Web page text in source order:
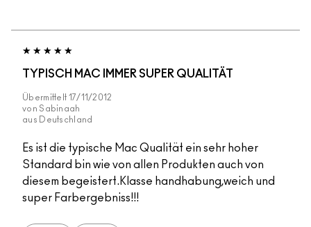
TYPISCH MAC IMMER SUPER QUALITÄT
Übermittelt 17/11/2012
von Sabinaah
aus
Deutschland
Es ist die typische Mac Qualität ein sehr hoher
Standard bin wie von allen Produkten auch von
diesem begeistert.Klasse handhabung,weich und
super Farbergebniss!!!